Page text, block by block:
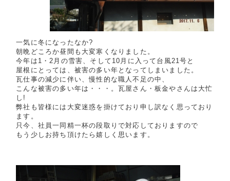
一気に冬になったなか?
朝晩どころか昼間も大変寒くなりました。
今年は1・2月の雪害、そして10月に入って台風21号と
屋根にとっては、被害の多い年となってしまいました。
瓦仕事の減少に伴い、慢性的な職人不足の中、
こんな被害の多い年は・・・。瓦屋さん・板金やさんは大忙
し!
弊社も皆様には大変迷惑を掛けており申し訳なく思っており
ます。
只今、社員一同精一杯の段取りで対応しておりますので
もう少しお持ち頂けたら嬉しく思います。